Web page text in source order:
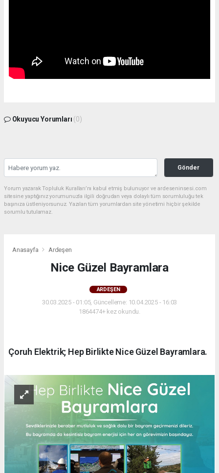
Okuyucu Yorumları (0)
Gönder
Yorum yazarak Topluluk Kuralları’nı kabul etmiş bulunuyor ve ardeseninsesi.com
sitesine yaptığınız yorumunuzla ilgili doğrudan veya dolaylı tüm sorumluluğu tek
başınıza üstleniyorsunuz. Yazılan tüm yorumlardan site yönetimi hiçbir şekilde
sorumlu tutulamaz.
Anasayfa Ardeşen
Nice Güzel Bayramlara
ARDEŞEN
30.03.2025 - 01:05, Güncelleme: 10.04.2025 - 16:03
1864474+ kez okundu.
Çoruh Elektrik; Hep Birlikte Nice Güzel Bayramlara.